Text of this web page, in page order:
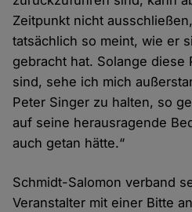
Zeitpunkt nicht
tatsächlich so meint, wie er
gebracht hat. Solange diese
sind, sehe ich mich
Peter Singer zu halten, so
auf seine herausragende
auch getan hätte.“
Schmidt-Salomon verband
Veranstalter mit einer Bitte